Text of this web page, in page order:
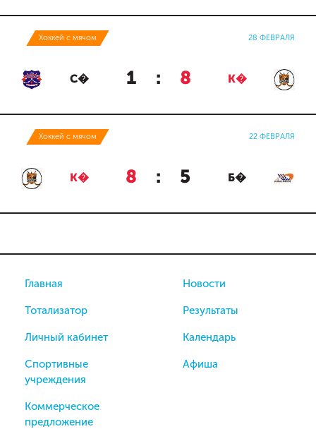
Хоккей с мячом 28 ФЕВРАЛЯ
С� 1 : 8 К�
Хоккей с мячом 22 ФЕВРАЛЯ
К� 8 : 5 Б�
Главная
Тотализатор
Личный кабинет
Спортивные
учреждения
Коммерческое
предложение
Новости
Результаты
Календарь
Афиша